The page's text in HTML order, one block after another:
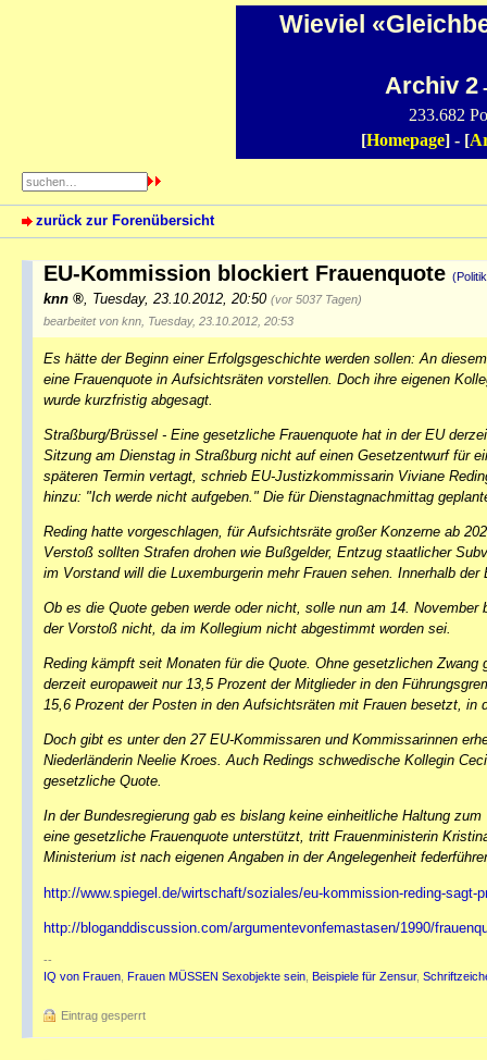
Wieviel
Archiv 2
233.682
[Homepage] - [
zurück zur Forenübersicht
EU-Kommission blockiert Frauenquote
knn Tuesday, 23.10.2012, 20:50 (vor 5037 Tagen)
bearbeitet von knn, Tuesday, 23.10.2012, 20:53
Es hätte der Beginn einer Erfolgsgeschichte werden sollen: An
eine Frauenquote in Aufsichtsräten vorstellen. Doch ihre eigenen
wurde kurzfristig abgesagt.
Straßburg/Brüssel - Eine gesetzliche Frauenquote hat in der EU
Sitzung am Dienstag in Straßburg nicht auf einen Gesetzentwurf für
späteren Termin vertagt, schrieb EU-Justizkommissarin Viviane
hinzu: "Ich werde nicht aufgeben." Die für Dienstagnachmittag
Reding hatte vorgeschlagen, für Aufsichtsräte großer Konzerne ab
Verstoß sollten Strafen drohen wie Bußgelder, Entzug staatlicher
im Vorstand will die Luxemburgerin mehr Frauen sehen. Innerhalb
Ob es die Quote geben werde oder nicht, solle nun am 14.
der Vorstoß nicht, da im Kollegium nicht abgestimmt worden sei.
Reding kämpft seit Monaten für die Quote. Ohne gesetzlichen
derzeit europaweit nur 13,5 Prozent der Mitglieder in den
15,6 Prozent der Posten in den Aufsichtsräten mit Frauen besetzt, in
Doch gibt es unter den 27 EU-Kommissaren und Kommissarinnen
Niederländerin Neelie Kroes. Auch Redings schwedische Kollegin
gesetzliche Quote.
In der Bundesregierung gab es bislang keine einheitliche Haltung
eine gesetzliche Frauenquote unterstützt, tritt Frauenministerin
Ministerium ist nach eigenen Angaben in der Angelegenheit
http://www.spiegel.de/wirtschaft/soziales/eu-kommission-reding-sagt-
http://bloganddiscussion.com/argumentevonfemastasen/1990/
--
IQ von Frauen Frauen MÜSSEN Sexobjekte sein Beispiele für Zensur,
Eintrag gesperrt